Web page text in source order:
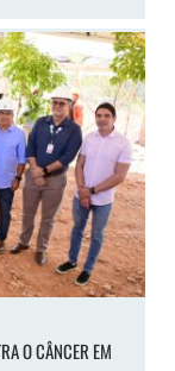
O CÂNCER EM